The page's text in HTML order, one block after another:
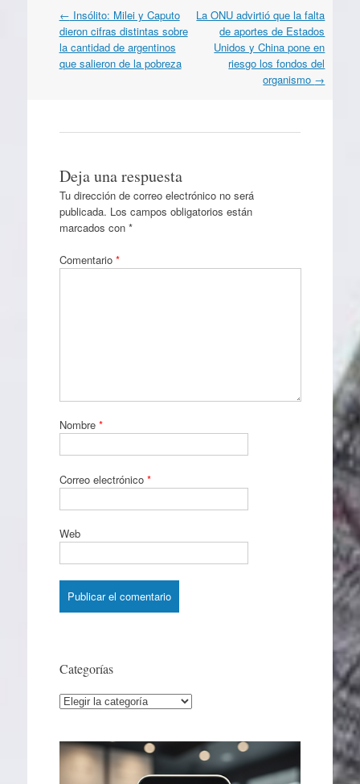
Navegación
por
artículos
← Insólito: Milei y Caputo
dieron cifras distintas sobre
la cantidad de argentinos
que salieron de la pobreza
La ONU advirtió que la falta
de aportes de Estados
Unidos y China pone en
riesgo los fondos del
organismo →
Deja una respuesta
Tu dirección de correo electrónico no será
publicada. Los campos obligatorios están
marcados con *
Comentario *
Nombre *
Correo electrónico *
Web
Categorías
Categorías